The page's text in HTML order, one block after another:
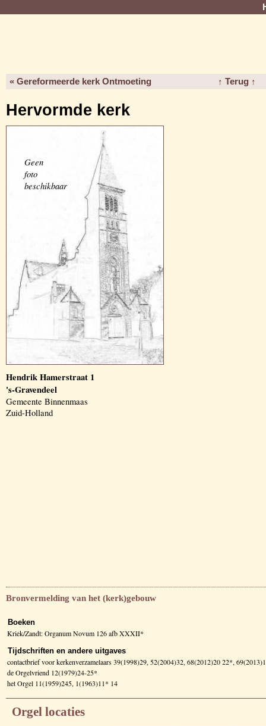
« Gereformeerde kerk Ontmoeting ↑ Terug ↑
Hervormde kerk
Geen
foto
beschikbaar
Hendrik Hamerstraat 1
's-Gravendeel
Gemeente Binnenmaas
Zuid-Holland
Bronvermelding van het (kerk)gebouw
Boeken
Kriek/Zandt: Organum Novum 126 afb XXXII*
Tijdschriften en andere uitgaves
contactbrief voor kerkenverzamelaars 39(1998)29, 52(2004)32, 68(2012)20 22*,
de Orgelvriend 12(1979)24-25*
het Orgel 11(1959)245, 1(1963)11* 14
Orgel locaties